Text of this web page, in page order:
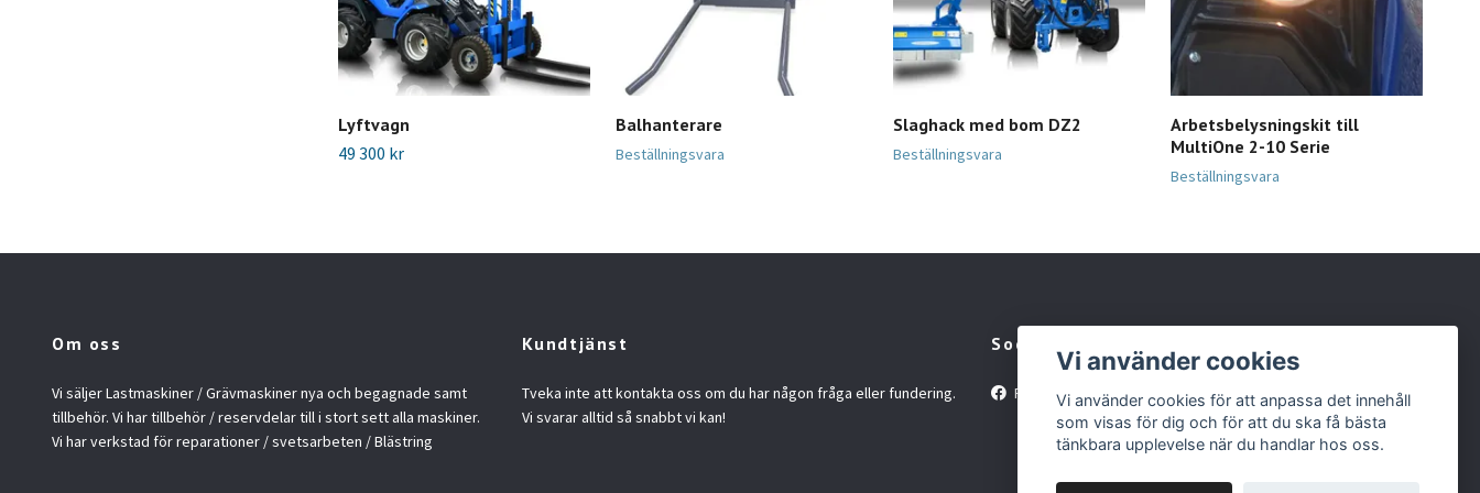
Lyftvagn
49 300 kr
Balhanterare
Beställningsvara
Slaghack med bom DZ2
Beställningsvara
Arbetsbelysningskit till
MultiOne 2-10 Serie
Beställningsvara
Om oss
Vi säljer Lastmaskiner / Grävmaskiner nya och begagnade samt
tillbehör. Vi har tillbehör / reservdelar till i stort sett alla maskiner.
Vi har verkstad för reparationer / svetsarbeten / Blästring
Kundtjänst
Tveka inte att kontakta oss om du har någon fråga eller fundering.
Vi svarar alltid så snabbt vi kan!
Sociala medier
Facebook
Vi använder cookies
Vi använder cookies för att anpassa det innehåll
som visas för dig och för att du ska få bästa
tänkbara upplevelse när du handlar hos oss.